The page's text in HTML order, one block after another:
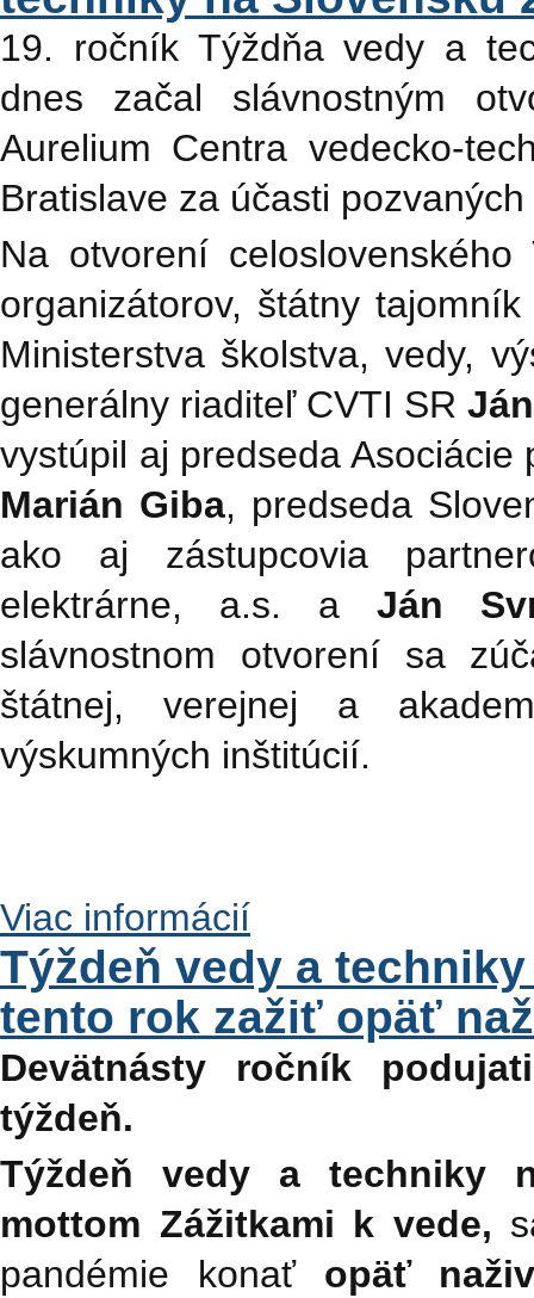
19. ročník Týždňa vedy a
dnes začal slávnostným
Aurelium Centra vedecko-
Bratislave za účasti
Na otvorení
organizátorov, štátny
Ministerstva školstva, vedy,
generálny riaditeľ CVTI SR
vystúpil aj predseda Asociácie
Marián Giba, predseda
ako aj zástupcovia
elektrárne, a.s. a Ján
slávnostnom otvorení sa
štátnej, verejnej a
výskumných inštitúcií.
Viac informácií
Týždeň vedy a
tento rok zažiť opäť
Devätnásty ročník
týždeň.
Týždeň vedy a techniky
mottom Zážitkami k vede,
pandémie konať opäť